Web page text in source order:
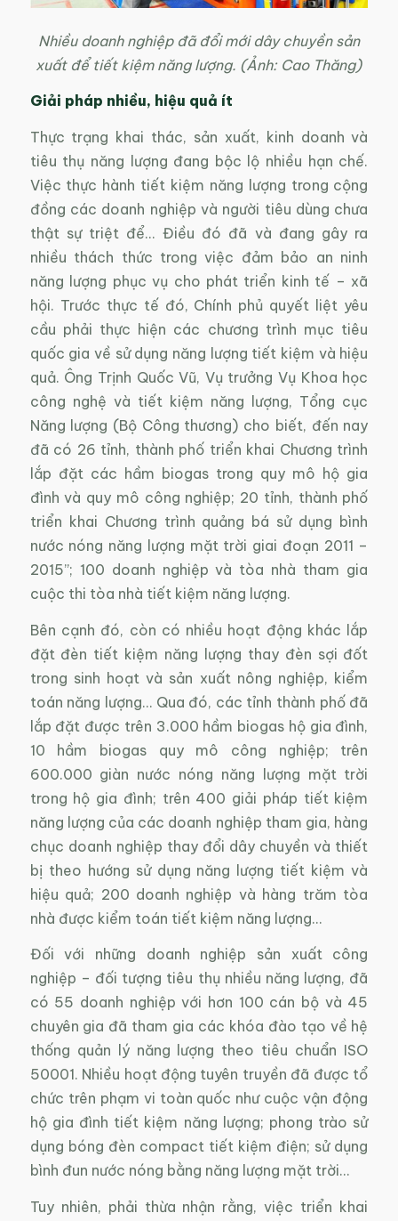
Nhiều doanh nghiệp đã đổi mới dây chuyền sản
xuất để tiết kiệm năng lượng. (Ảnh: Cao Thăng)
Giải pháp nhiều, hiệu quả ít
Thực trạng khai thác, sản xuất, kinh doanh và
tiêu thụ năng lượng đang bộc lộ nhiều hạn chế.
Việc thực hành tiết kiệm năng lượng trong cộng
đồng các doanh nghiệp và người tiêu dùng chưa
thật sự triệt để… Điều đó đã và đang gây ra
nhiều thách thức trong việc đảm bảo an ninh
năng lượng phục vụ cho phát triển kinh tế – xã
hội. Trước thực tế đó, Chính phủ quyết liệt yêu
cầu phải thực hiện các chương trình mục tiêu
quốc gia về sử dụng năng lượng tiết kiệm và hiệu
quả. Ông Trịnh Quốc Vũ, Vụ trưởng Vụ Khoa học
công nghệ và tiết kiệm năng lượng, Tổng cục
Năng lượng (Bộ Công thương) cho biết, đến nay
đã có 26 tỉnh, thành phố triển khai Chương trình
lắp đặt các hầm biogas trong quy mô hộ gia
đình và quy mô công nghiệp; 20 tỉnh, thành phố
triển khai Chương trình quảng bá sử dụng bình
nước nóng năng lượng mặt trời giai đoạn 2011 –
2015”; 100 doanh nghiệp và tòa nhà tham gia
cuộc thi tòa nhà tiết kiệm năng lượng.
Bên cạnh đó, còn có nhiều hoạt động khác lắp
đặt đèn tiết kiệm năng lượng thay đèn sợi đốt
trong sinh hoạt và sản xuất nông nghiệp, kiểm
toán năng lượng… Qua đó, các tỉnh thành phố đã
lắp đặt được trên 3.000 hầm biogas hộ gia đình,
10 hầm biogas quy mô công nghiệp; trên
600.000 giàn nước nóng năng lượng mặt trời
trong hộ gia đình; trên 400 giải pháp tiết kiệm
năng lượng của các doanh nghiệp tham gia, hàng
chục doanh nghiệp thay đổi dây chuyền và thiết
bị theo hướng sử dụng năng lượng tiết kiệm và
hiệu quả; 200 doanh nghiệp và hàng trăm tòa
nhà được kiểm toán tiết kiệm năng lượng…
Đối với những doanh nghiệp sản xuất công
nghiệp – đối tượng tiêu thụ nhiều năng lượng, đã
có 55 doanh nghiệp với hơn 100 cán bộ và 45
chuyên gia đã tham gia các khóa đào tạo về hệ
thống quản lý năng lượng theo tiêu chuẩn ISO
50001. Nhiều hoạt động tuyên truyền đã được tổ
chức trên phạm vi toàn quốc như cuộc vận động
hộ gia đình tiết kiệm năng lượng; phong trào sử
dụng bóng đèn compact tiết kiệm điện; sử dụng
bình đun nước nóng bằng năng lượng mặt trời…
Tuy nhiên, phải thừa nhận rằng, việc triển khai